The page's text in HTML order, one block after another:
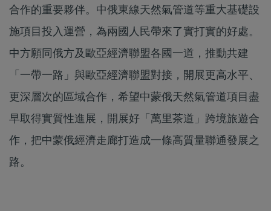
合作的重要夥伴。中俄東線天然氣管道等重大基礎設
施項目投入運營，為兩國人民帶來了實打實的好處。
中方願同俄方及歐亞經濟聯盟各國一道，推動共建
「一帶一路」與歐亞經濟聯盟對接，開展更高水平、
更深層次的區域合作，希望中蒙俄天然氣管道項目盡
早取得實質性進展，開展好「萬里茶道」跨境旅遊合
作，把中蒙俄經濟走廊打造成一條高質量聯通發展之
路。